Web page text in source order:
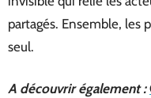
partagés. Ensemble, les
seul.
A découvrir également :